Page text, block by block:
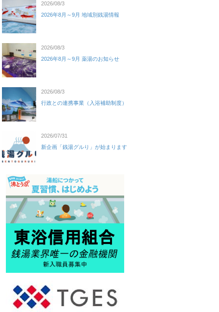
2026/08/3
2026年8月～9月 地域別銭湯情報
2026/08/3
2026年8月～9月 薬湯のお知らせ
2026/08/3
行政との連携事業（入浴補助制度）
2026/07/31
新企画「銭湯グルり」が始まります